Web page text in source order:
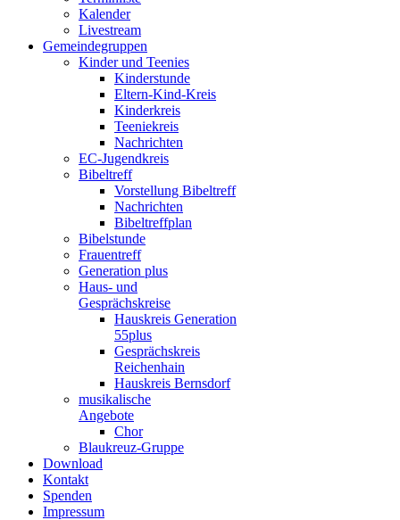
Kalender
Livestream
Gemeindegruppen
Kinder und Teenies
Kinderstunde
Eltern-Kind-Kreis
Kinderkreis
Teeniekreis
Nachrichten
EC-Jugendkreis
Bibeltreff
Vorstellung Bibeltreff
Nachrichten
Bibeltreffplan
Bibelstunde
Frauentreff
Generation plus
Haus- und
Gesprächskreise
Hauskreis Generation
55plus
Gesprächskreis
Reichenhain
Hauskreis Bernsdorf
musikalische
Angebote
Chor
Blaukreuz-Gruppe
Download
Kontakt
Spenden
Impressum